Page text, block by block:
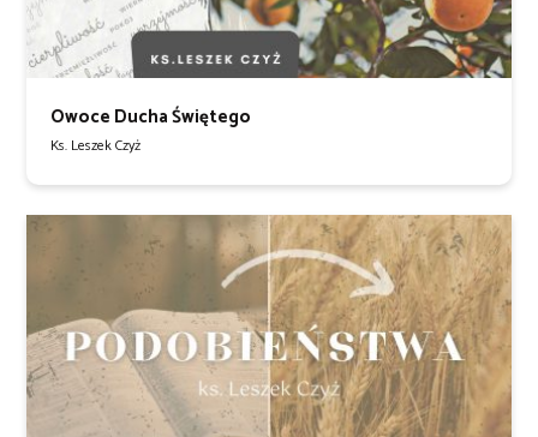
Owoce Ducha Świętego
Ks. Leszek Czyż